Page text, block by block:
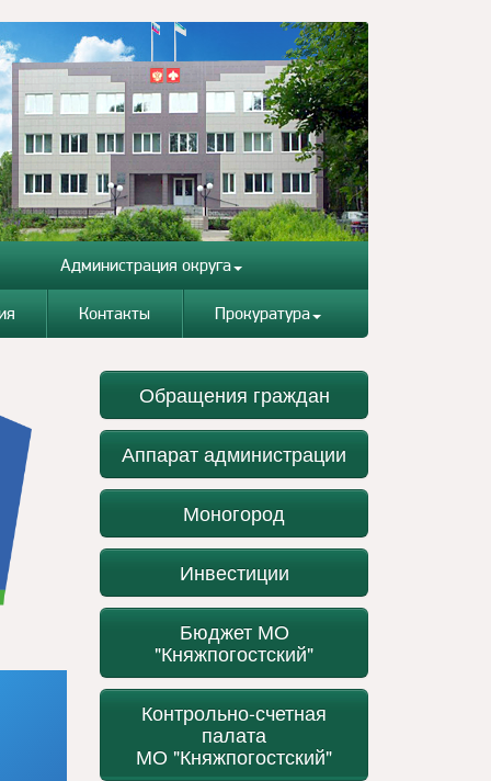
Администрация округа
Контакты Прокуратура
Обращения граждан
Аппарат администрации
Моногород
Инвестиции
Бюджет МО
"Княжпогостский"
Контрольно-счетная
палата
МО "Княжпогостский"